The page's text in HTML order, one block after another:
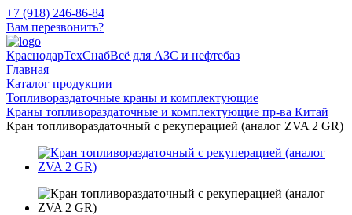
+7 (918) 246-86-84
Вам перезвонить?
КраснодарТехСнабВсё для АЗС и нефтебаз
Главная
Каталог продукции
Топливораздаточные краны и комплектующие
Краны топливораздаточные и комплектующие пр-ва Китай
Кран топливораздаточный с рекуперацией (аналог ZVA 2 GR)